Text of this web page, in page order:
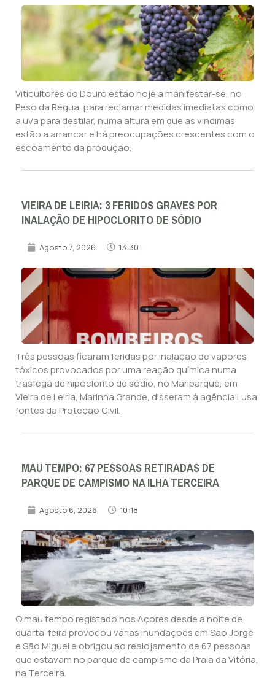
Viticultores do Douro estão hoje a manifestar-se, no
Peso da Régua, para reclamar medidas imediatas como
a uva para destilar, numa altura em que as vindimas
estão a arrancar e há preocupações crescentes com o
escoamento da produção.
VIEIRA DE LEIRIA: 3 FERIDOS GRAVES POR
INALAÇÃO DE HIPOCLORITO DE SÓDIO
Agosto 7, 2026 13:30
Três pessoas ficaram feridas por inalação de vapores
tóxicos provocados por uma reação química numa
trasfega de hipoclorito de sódio, no Mariparque, em
Vieira de Leiria, Marinha Grande, disseram à agência Lusa
fontes da Proteção Civil.
MAU TEMPO: 67 PESSOAS RETIRADAS DE
PARQUE DE CAMPISMO NA ILHA TERCEIRA
Agosto 6, 2026 10:18
O mau tempo registado nos Açores desde a noite de
quarta-feira provocou várias inundações em São Jorge
e São Miguel e obrigou ao realojamento de 67 pessoas
que estavam no parque de campismo da Praia da Vitória,
na Terceira.